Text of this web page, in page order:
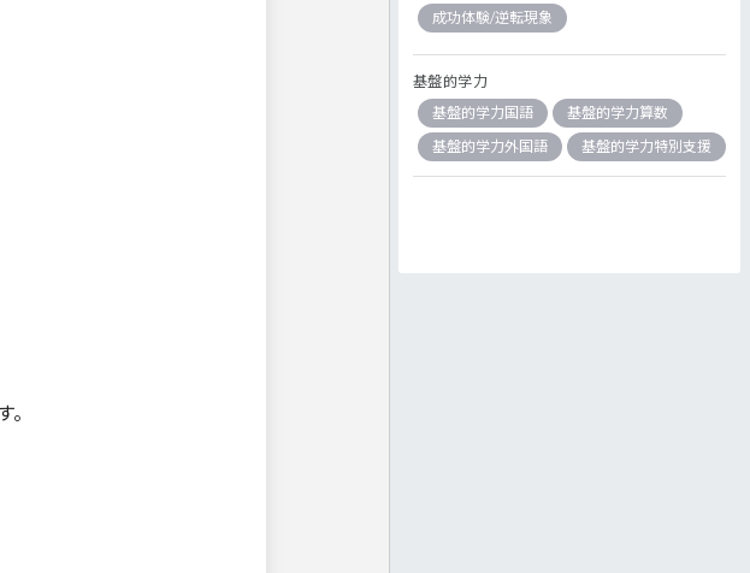
成功体験/逆転現象
基盤的学力
基盤的学力国語
基盤的学力算数
基盤的学力外国語
基盤的学力特別支援